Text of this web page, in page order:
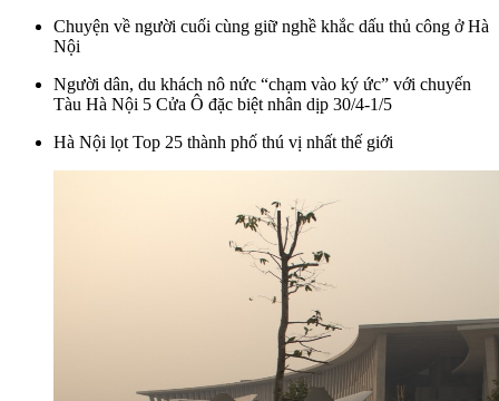
Chuyện về người cuối cùng giữ nghề khắc dấu thủ công ở Hà
Nội
Người dân, du khách nô nức “chạm vào ký ức” với chuyến
Tàu Hà Nội 5 Cửa Ô đặc biệt nhân dịp 30/4-1/5
Hà Nội lọt Top 25 thành phố thú vị nhất thế giới